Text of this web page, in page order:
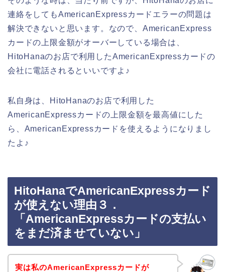
連絡をしてもAmericanExpressカードエラーの問題は
解決できないと思います。なので、AmericanExpress
カードの上限金額がオーバーしている場合は、
HitoHanaのお店で利用したAmericanExpressカードの
会社に電話されるといいですよ♪
私自身は、HitoHanaのお店で利用した
AmericanExpressカードの上限金額を最高値にした
ら、AmericanExpressカードを使えるようになりまし
たよ♪
HitoHanaでAmericanExpressカード
が使えない理由３．
「AmericanExpressカードの支払い
をまだ済ませていない」
実は私のAmericanExpressカードが